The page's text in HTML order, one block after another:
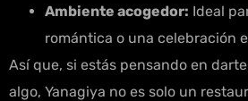
Ambiente acogedor: Ideal
romántica o una celebración
Así que, si estás pensando en
algo, Yanagiya no es solo un